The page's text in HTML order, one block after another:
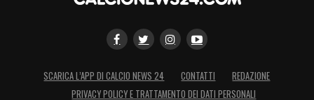
SCARICA L’APP DI CALCIO NEWS 24 CONTATTI
REDAZIONE
PRIVACY POLICY E TRATTAMENTO DEI DATI PERSONALI